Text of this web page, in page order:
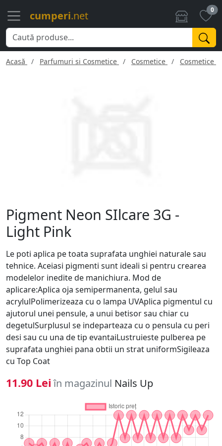
cumperi.net 0
Acasă Parfumuri si Cosmetice Cosmetice Cosmetice
Pigment Neon SIlcare 3G -
Light Pink
Le poti aplica pe toata suprafata unghiei naturale sau
tehnice. Aceiasi pigmenti sunt ideali si pentru crearea
modelelor inedite de manichiura. Mod de
aplicare:Aplica oja semipermanenta, gelul sau
acrylulPolimerizeaza cu o lampa UVAplica pigmentul cu
ajutorul unei pensule, a unui betisor sau chiar cu
degetulSurplusul se indeparteaza cu o pensula cu peri
desi sau cu una de tip evantaiLustruieste pulberea pe
suprafata unghiei pana obtii un strat uniformSigileaza
cu Top Coat
11.90 Lei în magazinul Nails Up